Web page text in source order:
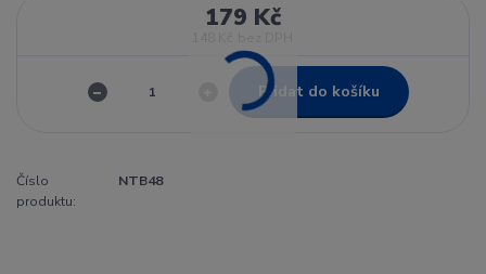
179 Kč
Přidat do košíku
Číslo
produktu:
NTB48